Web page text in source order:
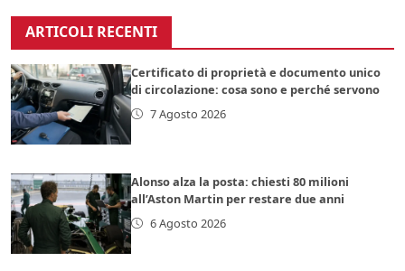
ARTICOLI RECENTI
Certificato di proprietà e documento unico
di circolazione: cosa sono e perché servono
7 Agosto 2026
Alonso alza la posta: chiesti 80 milioni
all’Aston Martin per restare due anni
6 Agosto 2026